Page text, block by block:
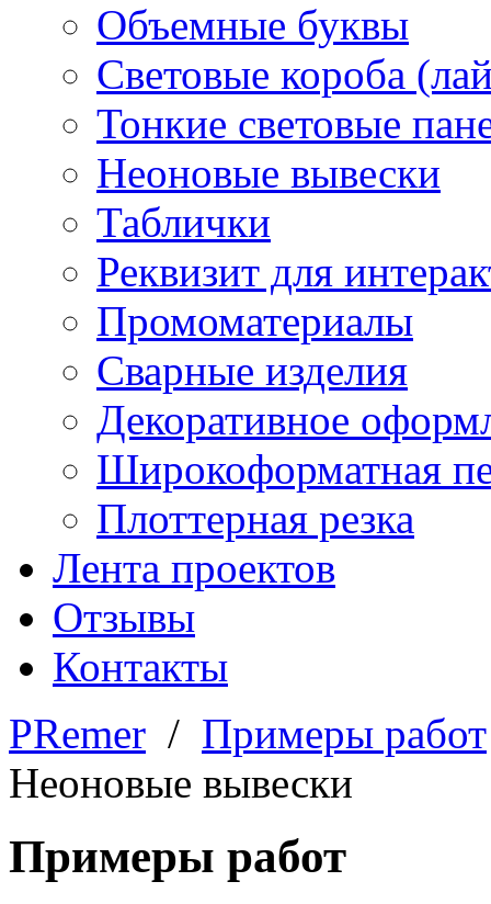
Объемные буквы
Световые короба
Тонкие световые
Неоновые вывески
Таблички
Реквизит для
Промоматериалы
Сварные изделия
Декоративное
Широкоформатная
Плоттерная резка
Лента проектов
Отзывы
Контакты
PRemer / Примеры работ
Неоновые вывески
Примеры работ